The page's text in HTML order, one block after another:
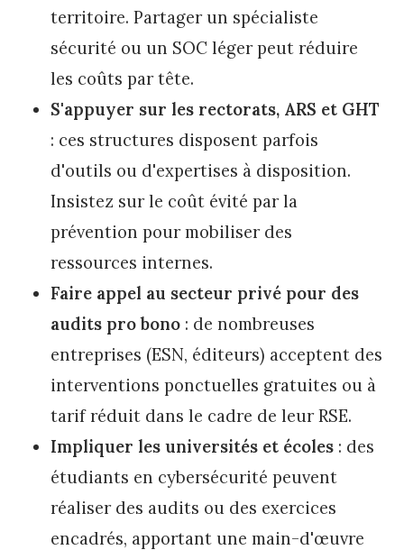
territoire. Partager un spécialiste
sécurité ou un SOC léger peut réduire
les coûts par tête.
S'appuyer sur les rectorats, ARS et GHT
: ces structures disposent parfois
d'outils ou d'expertises à disposition.
Insistez sur le coût évité par la
prévention pour mobiliser des
ressources internes.
Faire appel au secteur privé pour des
audits pro bono : de nombreuses
entreprises (ESN, éditeurs) acceptent des
interventions ponctuelles gratuites ou à
tarif réduit dans le cadre de leur RSE.
Impliquer les universités et écoles : des
étudiants en cybersécurité peuvent
réaliser des audits ou des exercices
encadrés, apportant une main-d'œuvre